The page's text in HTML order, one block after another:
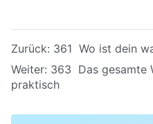
Zurück: 361 Wo ist dein
Weiter: 363 Das gesamte
praktisch